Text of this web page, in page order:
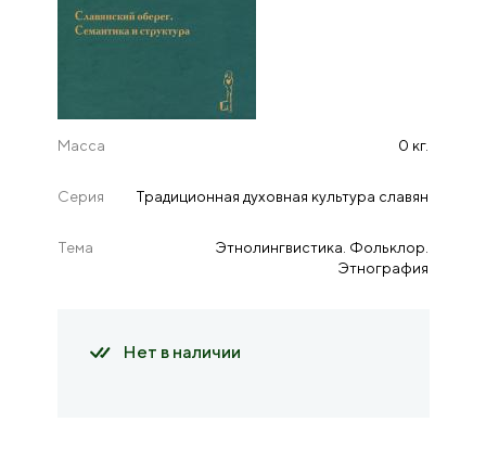
Масса 0 кг.
Серия Традиционная духовная культура славян
Тема
Этнолингвистика. Фольклор.
Этнография
Нет в наличии